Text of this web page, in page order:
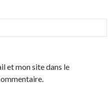
et mon site dans le